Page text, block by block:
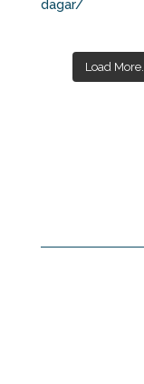
Load More...